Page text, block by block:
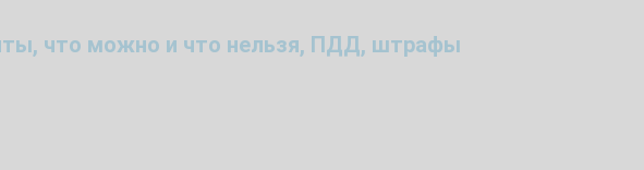
что можно и что нельзя, ПДД, штрафы